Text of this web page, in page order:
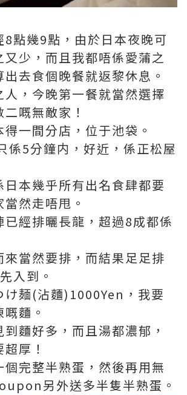
8點幾9點，由於日本夜晚可
又少，而且我都唔係愛蒲之
去食個晚餐就返黎休息。
人，今晚第一餐就當然選擇
嘅無敵家！
一間分店，位于池袋。
係5分鐘内，好近，係正松屋
本幾乎所有出名食肆都要
然走唔甩。
已經排曬長龍，超過8成都係
來當然要排，而結果足足排
入到。
け麺(沾麵)1000Yen，我要
麵。
麵好多，而且湯都濃郁，
厚！
個完整半熟蛋，然後再用無
另外送多半隻半熟蛋。